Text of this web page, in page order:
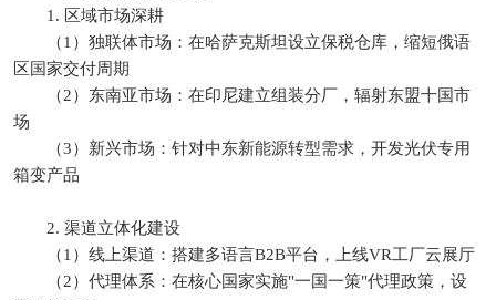
1. 区域市场深耕
（1）独联体市场：在哈萨克斯坦设立保税仓库，缩短俄语
区国家交付周期
（2）东南亚市场：在印尼建立组装分厂，辐射东盟十国市
场
（3）新兴市场：针对中东新能源转型需求，开发光伏专用
箱变产品
2. 渠道立体化建设
（1）线上渠道：搭建多语言B2B平台，上线VR工厂云展厅
（2）代理体系：在核心国家实施"一国一策"代理政策，设